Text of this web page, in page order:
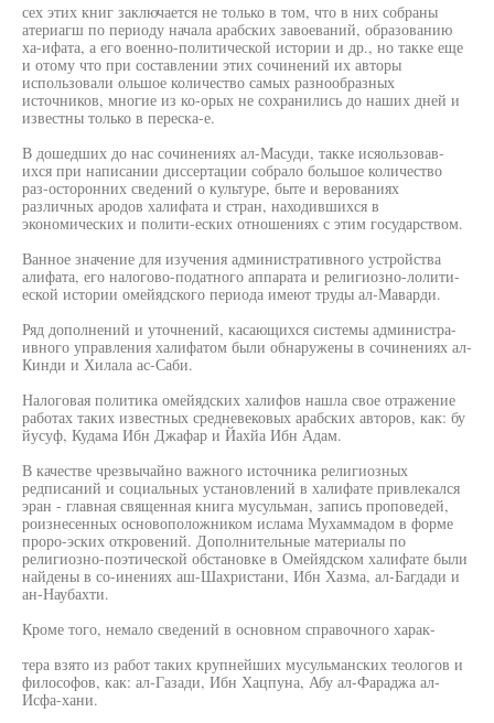
сех этих книг заключается не только в том, что в них собраны
атериагш по периоду начала арабских завоеваний, образованию
ха-ифата, а его военно-политической истории и др., но такке еще
и отому что при составлении этих сочинений их авторы
использовали ольшое количество самых разнообразных
источников, многие из ко-орых не сохранились до наших дней и
известны только в переска-е.
В дошедших до нас сочинениях ал-Масуди, такке исяользовав-
ихся при написании диссертации собрало большое количество
раз-осторонних сведений о культуре, быте и верованиях
различных ародов халифата и стран, находившихся в
экономических и полити-еских отношениях с этим государством.
Ванное значение для изучения административного устройства
алифата, его налогово-податного аппарата и религиозно-лолити-
еской истории омейядского периода имеют труды ал-Маварди.
Ряд дополнений и уточнений, касающихся системы администра-
ивного управления халифатом были обнаружены в сочинениях ал-
Кинди и Хилала ас-Саби.
Налоговая политика омейядских халифов нашла свое отражение
работах таких известных средневековых арабских авторов, как: бу
йусуф, Кудама Ибн Джафар и Йахйа Ибн Адам.
В качестве чрезвычайно важного источника религиозных
редписаний и социальных установлений в халифате привлекался
эран - главная священная книга мусульман, запись проповедей,
роизнесенных основоположником ислама Мухаммадом в форме
проро-эских откровений. Дополнительные материалы по
религиозно-поэтической обстановке в Омейядском халифате были
найдены в со-инениях аш-Шахристани, Ибн Хазма, ал-Багдади и
ан-Наубахти.
Кроме того, немало сведений в основном справочного харак-
тера взято из работ таких крупнейших мусульманских теологов и
философов, как: ал-Газади, Ибн Хацпуна, Абу ал-Фараджа ал-
Исфа-хани.